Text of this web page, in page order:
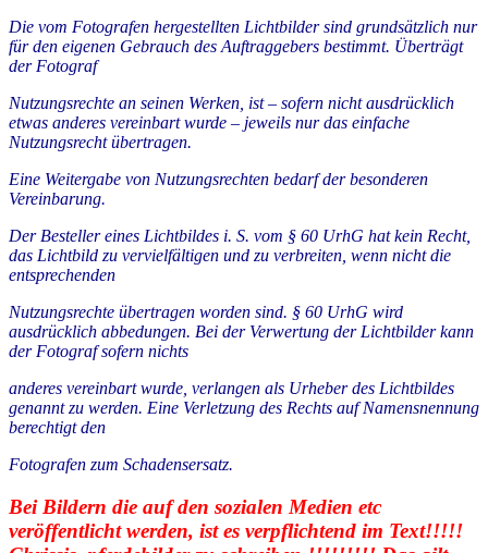
Die vom Fotografen hergestellten Lichtbilder sind grundsätzlich nur
für den eigenen Gebrauch des Auftraggebers bestimmt. Überträgt
der Fotograf
Nutzungsrechte an seinen Werken, ist – sofern nicht ausdrücklich
etwas anderes vereinbart wurde – jeweils nur das einfache
Nutzungsrecht übertragen.
Eine Weitergabe von Nutzungsrechten bedarf der besonderen
Vereinbarung.
Der Besteller eines Lichtbildes i. S. vom § 60 UrhG hat kein Recht,
das Lichtbild zu vervielfältigen und zu verbreiten, wenn nicht die
entsprechenden
Nutzungsrechte übertragen worden sind. § 60 UrhG wird
ausdrücklich abbedungen. Bei der Verwertung der Lichtbilder kann
der Fotograf sofern nichts
anderes vereinbart wurde, verlangen als Urheber des Lichtbildes
genannt zu werden. Eine Verletzung des Rechts auf Namensnennung
berechtigt den
Fotografen zum Schadensersatz.
Bei Bildern die auf den sozialen Medien etc
veröffentlicht werden, ist es verpflichtend im Text!!!!!